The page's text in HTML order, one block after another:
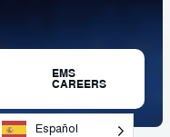
EMS
CAREERS
Español